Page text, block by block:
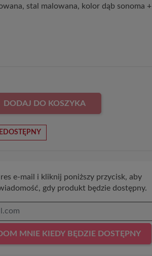
stal malowana, kolor dąb sonoma +
DODAJ DO KOSZYKA
e-mail i kliknij poniższy przycisk, aby
gdy produkt będzie dostępny.
MNIE KIEDY BĘDZIE DOSTĘPNY